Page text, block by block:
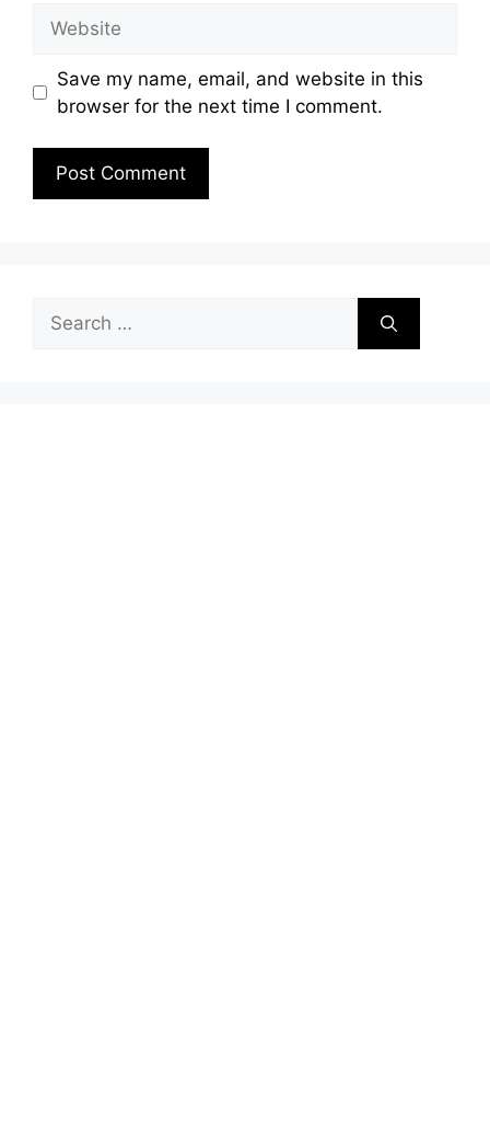
Save my name, email, and website in this
browser for the next time I comment.
Search
for: